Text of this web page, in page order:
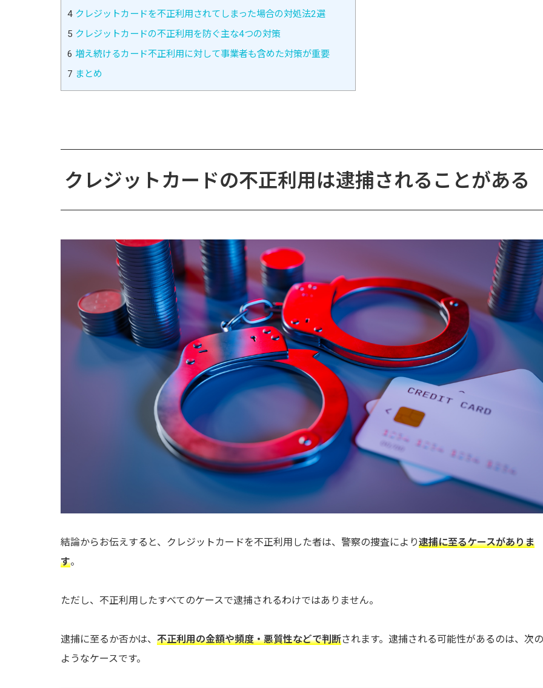
4 クレジットカードを不正利用されてしまった場合の対処法2選
5 クレジットカードの不正利用を防ぐ主な4つの対策
6 増え続けるカード不正利用に対して事業者も含めた対策が重要
7 まとめ
クレジットカードの不正利用は逮捕されることがある
結論からお伝えすると、クレジットカードを不正利用した者は、警察の捜査により逮捕に至るケースがありま
す。
ただし、不正利用したすべてのケースで逮捕されるわけではありません。
逮捕に至るか否かは、 不正利用の金額や頻度・悪質性などで判断されます。逮捕される可能性があるのは、次の
ようなケースです。